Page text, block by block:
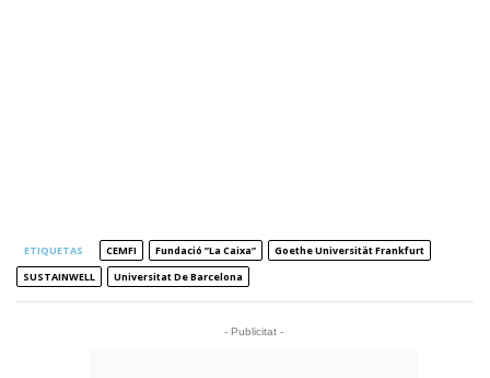
ETIQUETAS CEMFI Fundació ”la Caixa”
Goethe Universität Frankfurt
SUSTAINWELL
Universitat De Barcelona
- Publicitat -